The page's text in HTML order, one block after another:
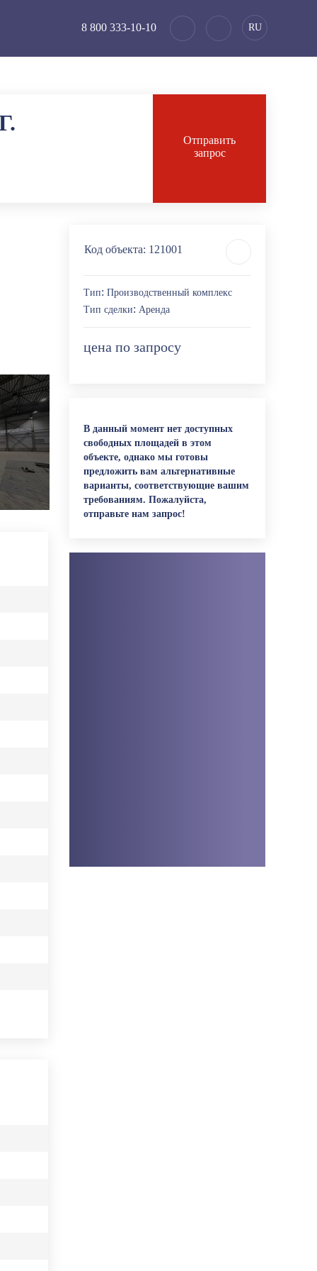
8 800 333-10-10 RU
Отправить
запрос
Код объекта: 121001
Тип: Производственный комплекс
Тип сделки: Аренда
цена по запросу
В данный момент нет доступных
свободных площадей в этом
объекте, однако мы готовы
предложить вам альтернативные
варианты, соответствующие вашим
требованиям. Пожалуйста,
отправьте нам запрос!